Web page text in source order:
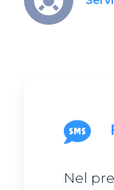
Nel